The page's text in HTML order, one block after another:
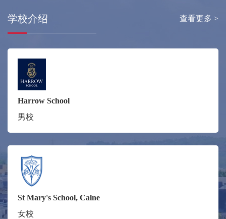
学校介绍 查看更多 >
Harrow School
男校
St Mary's School, Calne
女校